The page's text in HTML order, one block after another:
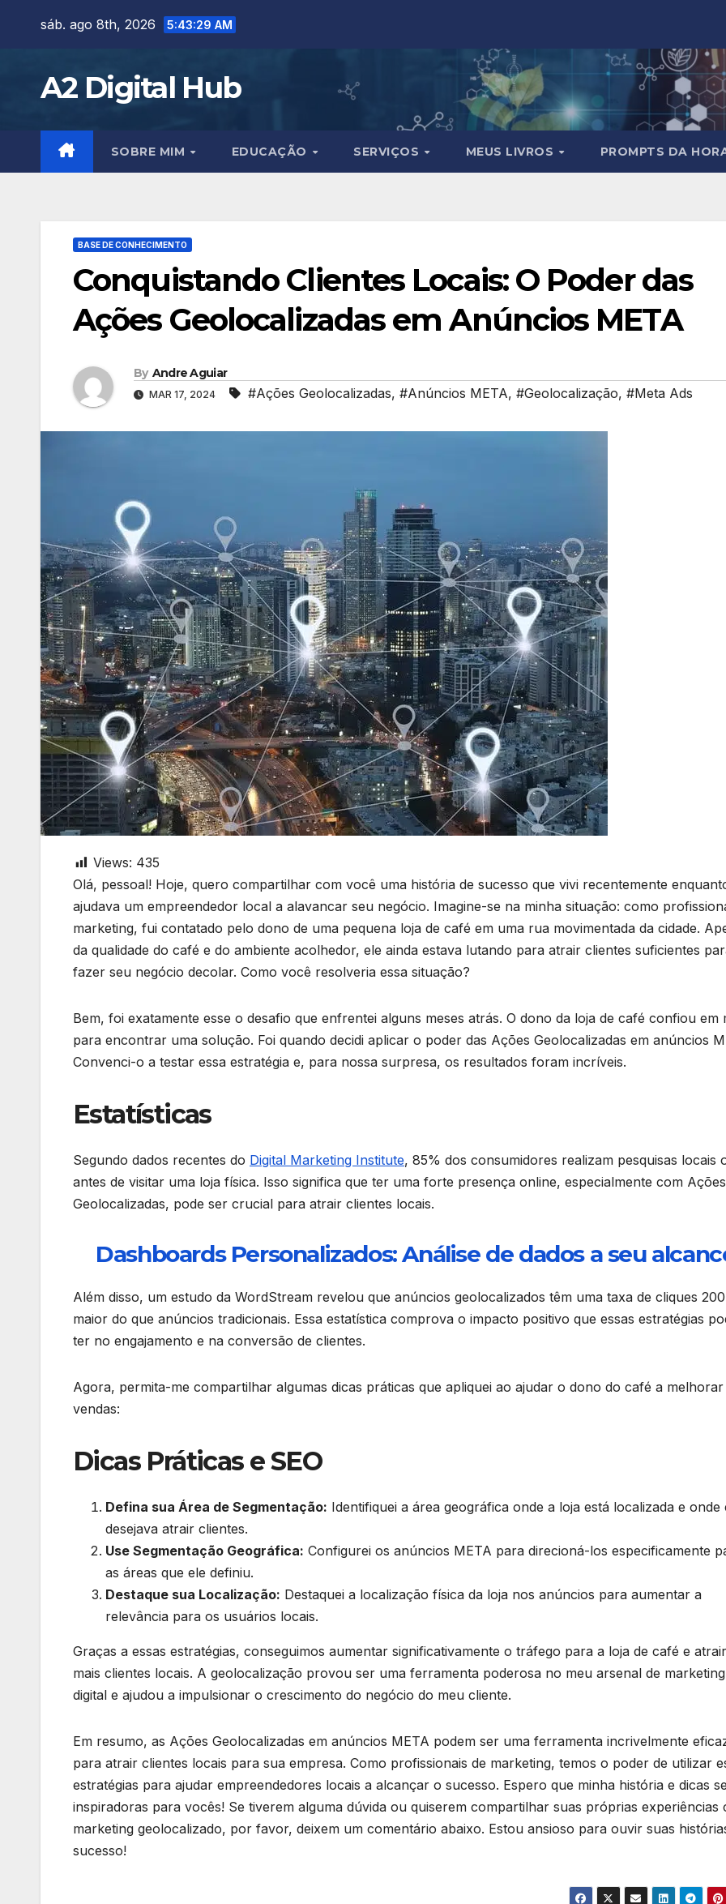
sáb. ago 8th, 2026 5:43:30 AM
A2 Digital Hub
SOBRE MIM EDUCAÇÃO SERVIÇOS MEUS LIVROS PROMPTS DA
BASE DE CONHECIMENTO
Conquistando Clientes Locais: O Poder das
Ações Geolocalizadas em Anúncios META
By Andre Aguiar
MAR 17, 2024 #Ações Geolocalizadas, #Anúncios META, #Geolocalização, #Meta Ads
Views: 435
Olá, pessoal! Hoje, quero compartilhar com você uma história de sucesso que vivi recentemente
ajudava um empreendedor local a alavancar seu negócio. Imagine-se na minha situação: como
marketing, fui contatado pelo dono de uma pequena loja de café em uma rua movimentada da cidade.
da qualidade do café e do ambiente acolhedor, ele ainda estava lutando para atrair clientes suficientes
fazer seu negócio decolar. Como você resolveria essa situação?
Bem, foi exatamente esse o desafio que enfrentei alguns meses atrás. O dono da loja de café confiou em
para encontrar uma solução. Foi quando decidi aplicar o poder das Ações Geolocalizadas em anúncios
Convenci-o a testar essa estratégia e, para nossa surpresa, os resultados foram incríveis.
Estatísticas
Segundo dados recentes do Digital Marketing Institute, 85% dos consumidores realizam pesquisas locais
antes de visitar uma loja física. Isso significa que ter uma forte presença online, especialmente com Ações
Geolocalizadas, pode ser crucial para atrair clientes locais.
Dashboards Personalizados: Análise de dados a seu
Além disso, um estudo da WordStream revelou que anúncios geolocalizados têm uma taxa de cliques
maior do que anúncios tradicionais. Essa estatística comprova o impacto positivo que essas estratégias
ter no engajamento e na conversão de clientes.
Agora, permita-me compartilhar algumas dicas práticas que apliquei ao ajudar o dono do café a melhorar
vendas:
Dicas Práticas e SEO
Defina sua Área de Segmentação: Identifiquei a área geográfica onde a loja está localizada e onde
desejava atrair clientes.
Use Segmentação Geográfica: Configurei os anúncios META para direcioná-los especificamente
as áreas que ele definiu.
Destaque sua Localização: Destaquei a localização física da loja nos anúncios para aumentar a
relevância para os usuários locais.
Graças a essas estratégias, conseguimos aumentar significativamente o tráfego para a loja de café e atrair
mais clientes locais. A geolocalização provou ser uma ferramenta poderosa no meu arsenal de marketing
digital e ajudou a impulsionar o crescimento do negócio do meu cliente.
Em resumo, as Ações Geolocalizadas em anúncios META podem ser uma ferramenta incrivelmente
para atrair clientes locais para sua empresa. Como profissionais de marketing, temos o poder de utilizar
estratégias para ajudar empreendedores locais a alcançar o sucesso. Espero que minha história e dicas
inspiradoras para vocês! Se tiverem alguma dúvida ou quiserem compartilhar suas próprias experiências
marketing geolocalizado, por favor, deixem um comentário abaixo. Estou ansioso para ouvir suas
sucesso!